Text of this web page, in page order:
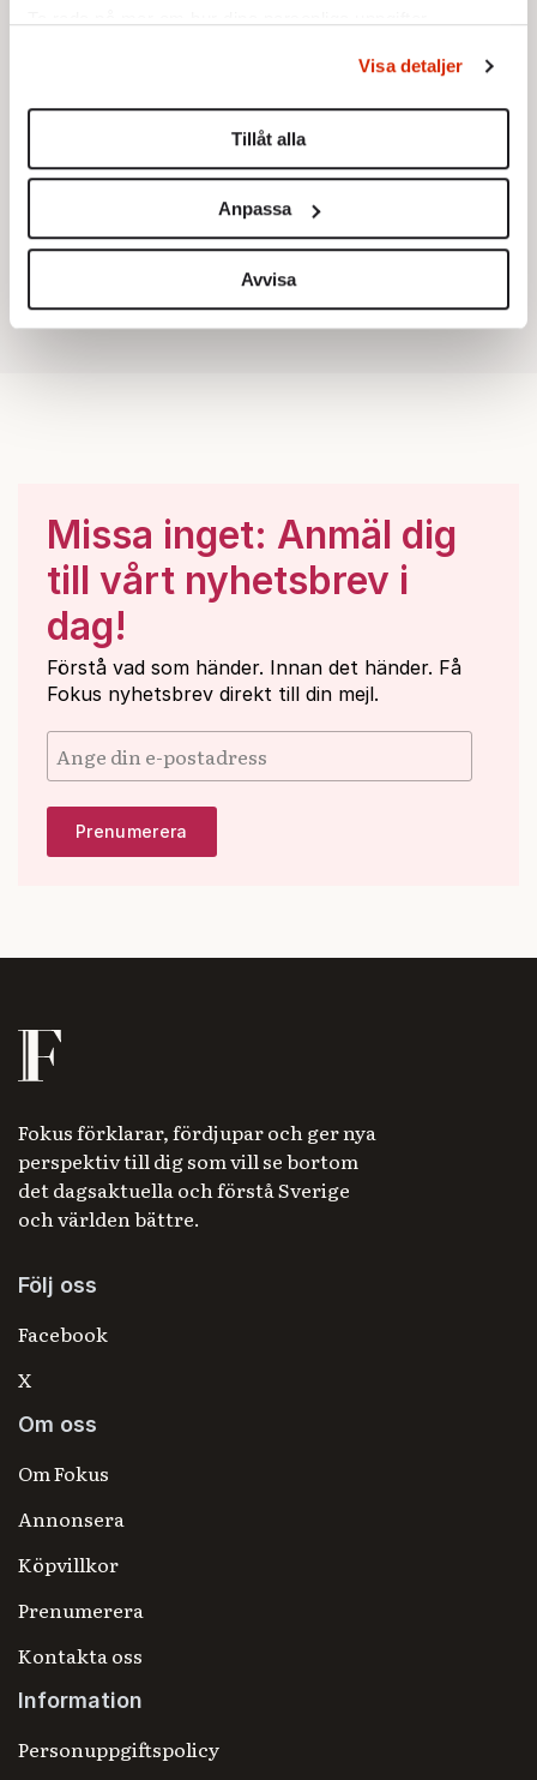
Du kan ändra eller dra tillbaka ditt samtycke när som
helst från cookie-förklaringen.
Vi använder enhetsidentifierare för att anpassa innehållet
för sociala medier och analysera vår trafik. Vi
vidarebefordrar även sådana identifierare och annan
information från din enhet till de sociala medier och
annons- och analysföretag som vi samarbetar med.
Dessa kan i sin tur kombinera informationen med annan
Visa detaljer
Tillåt alla
Anpassa
Avvisa
Missa inget: Anmäl dig
till vårt nyhetsbrev i
dag!
Förstå vad som händer. Innan det händer. Få
Fokus nyhetsbrev direkt till din mejl.
Fokus förklarar, fördjupar och ger nya
perspektiv till dig som vill se bortom
det dagsaktuella och förstå Sverige
och världen bättre.
Följ oss
Facebook
X
Om oss
Om Fokus
Annonsera
Köpvillkor
Prenumerera
Kontakta oss
Information
Personuppgiftspolicy